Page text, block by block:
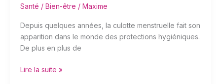
Santé / Bien-être / Maxime
Depuis quelques années, la culotte menstruelle fait son
apparition dans le monde des protections hygiéniques.
De plus en plus de
Lire la suite »